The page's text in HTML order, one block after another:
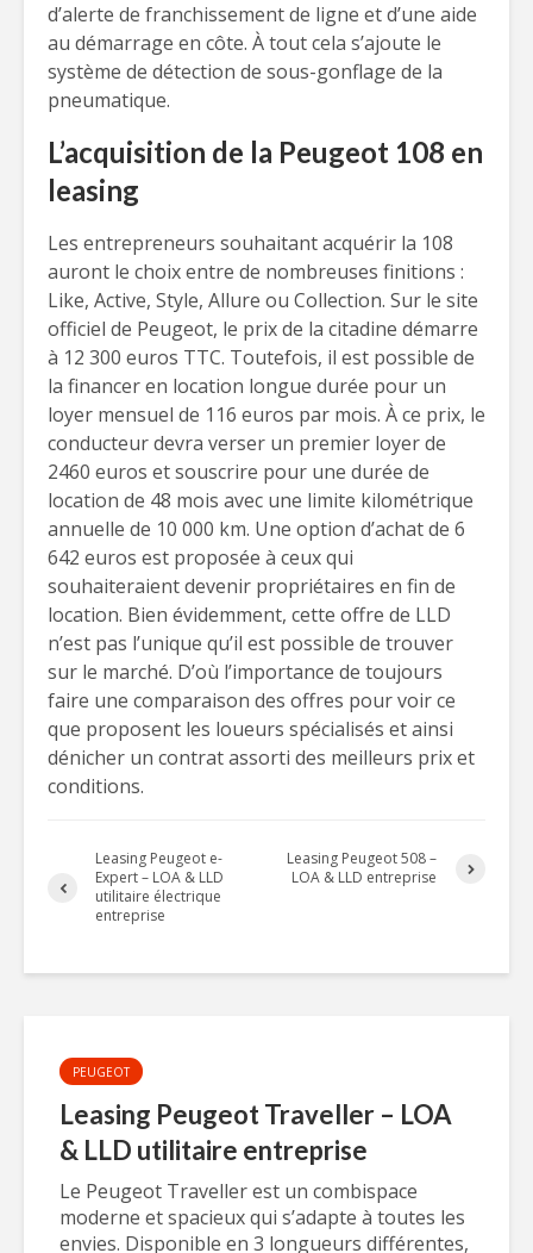
d’alerte de franchissement de ligne et d’une aide
au démarrage en côte. À tout cela s’ajoute le
système de détection de sous-gonflage de la
pneumatique.
L’acquisition de la Peugeot 108 en
leasing
Les entrepreneurs souhaitant acquérir la 108
auront le choix entre de nombreuses finitions :
Like, Active, Style, Allure ou Collection. Sur le site
officiel de Peugeot, le prix de la citadine démarre
à 12 300 euros TTC. Toutefois, il est possible de
la financer en location longue durée pour un
loyer mensuel de 116 euros par mois. À ce prix, le
conducteur devra verser un premier loyer de
2460 euros et souscrire pour une durée de
location de 48 mois avec une limite kilométrique
annuelle de 10 000 km. Une option d’achat de 6
642 euros est proposée à ceux qui
souhaiteraient devenir propriétaires en fin de
location. Bien évidemment, cette offre de LLD
n’est pas l’unique qu’il est possible de trouver
sur le marché. D’où l’importance de toujours
faire une comparaison des offres pour voir ce
que proposent les loueurs spécialisés et ainsi
dénicher un contrat assorti des meilleurs prix et
conditions.
Leasing Peugeot e-
Expert – LOA & LLD
utilitaire électrique
entreprise
Leasing Peugeot 508 –
LOA & LLD entreprise
PEUGEOT
Leasing Peugeot Traveller – LOA
& LLD utilitaire entreprise
Le Peugeot Traveller est un combispace
moderne et spacieux qui s’adapte à toutes les
envies. Disponible en 3 longueurs différentes,